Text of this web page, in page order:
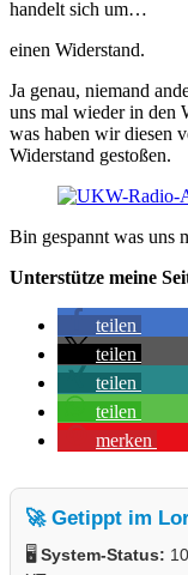
handelt sich um…
einen Widerstand.
Ja genau, niemand
uns mal wieder in den
was haben wir diesen
Widerstand gestoßen.
Bin gespannt was uns
Unterstütze meine
teilen
teilen
teilen
teilen
merken
🚀 Getippt im
🖥️ System-Status: